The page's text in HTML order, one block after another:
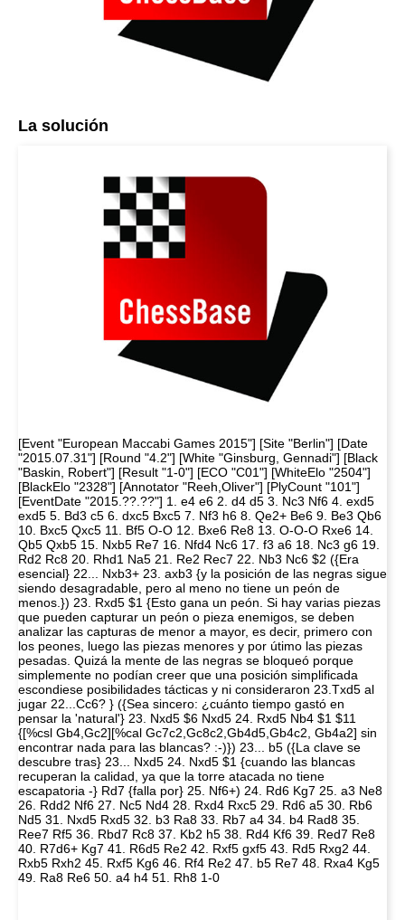
La solución
[Event "European Maccabi Games 2015"] [Site "Berlin"] [Date
"2015.07.31"] [Round "4.2"] [White "Ginsburg, Gennadi"] [Black
"Baskin, Robert"] [Result "1-0"] [ECO "C01"] [WhiteElo "2504"]
[BlackElo "2328"] [Annotator "Reeh,Oliver"] [PlyCount "101"]
[EventDate "2015.??.??"] 1. e4 e6 2. d4 d5 3. Nc3 Nf6 4. exd5
exd5 5. Bd3 c5 6. dxc5 Bxc5 7. Nf3 h6 8. Qe2+ Be6 9. Be3 Qb6
10. Bxc5 Qxc5 11. Bf5 O-O 12. Bxe6 Re8 13. O-O-O Rxe6 14.
Qb5 Qxb5 15. Nxb5 Re7 16. Nfd4 Nc6 17. f3 a6 18. Nc3 g6 19.
Rd2 Rc8 20. Rhd1 Na5 21. Re2 Rec7 22. Nb3 Nc6 $2 ({Era
esencial} 22... Nxb3+ 23. axb3 {y la posición de las negras sigue
siendo desagradable, pero al meno no tiene un peón de
menos.}) 23. Rxd5 $1 {Esto gana un peón. Si hay varias piezas
que pueden capturar un peón o pieza enemigos, se deben
analizar las capturas de menor a mayor, es decir, primero con
los peones, luego las piezas menores y por útimo las piezas
pesadas. Quizá la mente de las negras se bloqueó porque
simplemente no podían creer que una posición simplificada
escondiese posibilidades tácticas y ni consideraron 23.Txd5 al
jugar 22...Cc6? } ({Sea sincero: ¿cuánto tiempo gastó en
pensar la 'natural'} 23. Nxd5 $6 Nxd5 24. Rxd5 Nb4 $1 $11
{[%csl Gb4,Gc2][%cal Gc7c2,Gc8c2,Gb4d5,Gb4c2, Gb4a2] sin
encontrar nada para las blancas? :-)}) 23... b5 ({La clave se
descubre tras} 23... Nxd5 24. Nxd5 $1 {cuando las blancas
recuperan la calidad, ya que la torre atacada no tiene
escapatoria -} Rd7 {falla por} 25. Nf6+) 24. Rd6 Kg7 25. a3 Ne8
26. Rdd2 Nf6 27. Nc5 Nd4 28. Rxd4 Rxc5 29. Rd6 a5 30. Rb6
Nd5 31. Nxd5 Rxd5 32. b3 Ra8 33. Rb7 a4 34. b4 Rad8 35.
Ree7 Rf5 36. Rbd7 Rc8 37. Kb2 h5 38. Rd4 Kf6 39. Red7 Re8
40. R7d6+ Kg7 41. R6d5 Re2 42. Rxf5 gxf5 43. Rd5 Rxg2 44.
Rxb5 Rxh2 45. Rxf5 Kg6 46. Rf4 Re2 47. b5 Re7 48. Rxa4 Kg5
49. Ra8 Re6 50. a4 h4 51. Rh8 1-0